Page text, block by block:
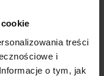
treści
i
o tym, jak